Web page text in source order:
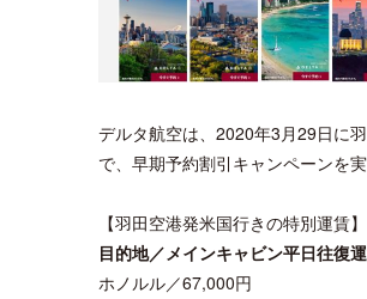
デルタ航空は、2020年3月29日に
で、早期予約割引キャンペーンを
【羽田空港発米国行きの特別運賃】
目的地／メインキャビン平日往復
ホノルル／67,000円